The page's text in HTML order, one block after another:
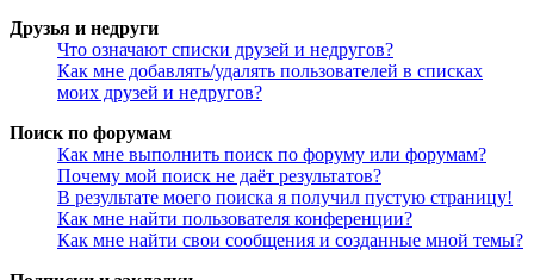
Друзья и недруги
Что означают списки друзей и недругов?
Как мне добавлять/удалять пользователей в списках
моих друзей и недругов?
Поиск по форумам
Как мне выполнить поиск по форуму или форумам?
Почему мой поиск не даёт результатов?
В результате моего поиска я получил пустую страницу!
Как мне найти пользователя конференции?
Как мне найти свои сообщения и созданные мной темы?